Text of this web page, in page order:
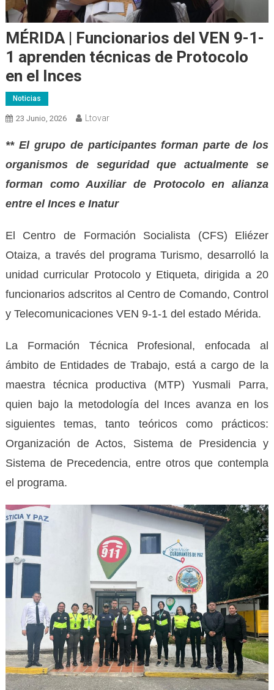
MÉRIDA | Funcionarios del VEN 9-1-
1 aprenden técnicas de Protocolo
en el Inces
Noticias
23 Junio, 2026 Ltovar
** El grupo de participantes forman parte de los
organismos de seguridad que actualmente se
forman como Auxiliar de Protocolo en alianza
entre el Inces e Inatur
El Centro de Formación Socialista (CFS) Eliézer
Otaiza, a través del programa Turismo, desarrolló la
unidad curricular Protocolo y Etiqueta, dirigida a 20
funcionarios adscritos al Centro de Comando, Control
y Telecomunicaciones VEN 9-1-1 del estado Mérida.
La Formación Técnica Profesional, enfocada al
ámbito de Entidades de Trabajo, está a cargo de la
maestra técnica productiva (MTP) Yusmali Parra,
quien bajo la metodología del Inces avanza en los
siguientes temas, tanto teóricos como prácticos:
Organización de Actos, Sistema de Presidencia y
Sistema de Precedencia, entre otros que contempla
el programa.